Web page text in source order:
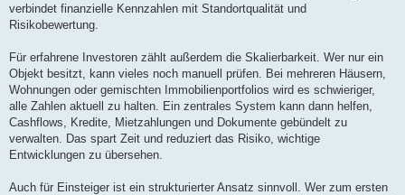
verbindet finanzielle Kennzahlen mit Standortqualität und
Risikobewertung.
Für erfahrene Investoren zählt außerdem die Skalierbarkeit. Wer nur ein
Objekt besitzt, kann vieles noch manuell prüfen. Bei mehreren Häusern,
Wohnungen oder gemischten Immobilienportfolios wird es schwieriger,
alle Zahlen aktuell zu halten. Ein zentrales System kann dann helfen,
Cashflows, Kredite, Mietzahlungen und Dokumente gebündelt zu
verwalten. Das spart Zeit und reduziert das Risiko, wichtige
Entwicklungen zu übersehen.
Auch für Einsteiger ist ein strukturierter Ansatz sinnvoll. Wer zum ersten